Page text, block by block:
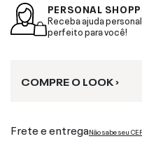
PERSONAL
Receba ajuda
perfeito para você!
COMPRE O LOOK ›
Frete e entregaNão sabe seu